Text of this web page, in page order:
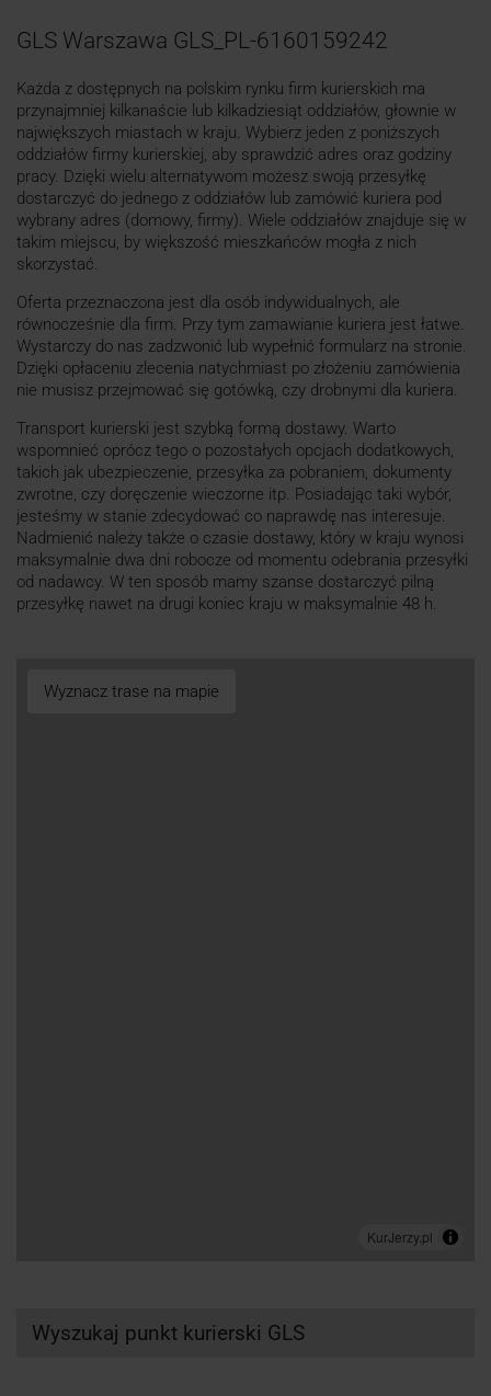
GLS Warszawa GLS_PL-6160159242
Każda z dostępnych na polskim rynku firm kurierskich ma
przynajmniej kilkanaście lub kilkadziesiąt oddziałów, głownie w
największych miastach w kraju. Wybierz jeden z poniższych
oddziałów firmy kurierskiej, aby sprawdzić adres oraz godziny
pracy. Dzięki wielu alternatywom możesz swoją przesyłkę
dostarczyć do jednego z oddziałów lub zamówić kuriera pod
wybrany adres (domowy, firmy). Wiele oddziałów znajduje się w
takim miejscu, by większość mieszkańców mogła z nich
skorzystać.
Oferta przeznaczona jest dla osób indywidualnych, ale
równocześnie dla firm. Przy tym zamawianie kuriera jest łatwe.
Wystarczy do nas zadzwonić lub wypełnić formularz na stronie.
Dzięki opłaceniu zlecenia natychmiast po złożeniu zamówienia
nie musisz przejmować się gotówką, czy drobnymi dla kuriera.
Transport kurierski jest szybką formą dostawy. Warto
wspomnieć oprócz tego o pozostałych opcjach dodatkowych,
takich jak ubezpieczenie, przesyłka za pobraniem, dokumenty
zwrotne, czy doręczenie wieczorne itp. Posiadając taki wybór,
jesteśmy w stanie zdecydować co naprawdę nas interesuje.
Nadmienić należy także o czasie dostawy, który w kraju wynosi
maksymalnie dwa dni robocze od momentu odebrania przesyłki
od nadawcy. W ten sposób mamy szanse dostarczyć pilną
przesyłkę nawet na drugi koniec kraju w maksymalnie 48 h.
Wyznacz trase na mapie
Wyszukaj punkt kurierski GLS